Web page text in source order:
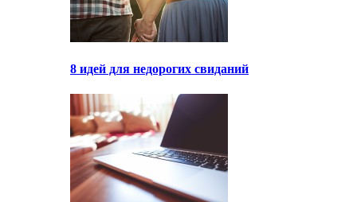
8 идей для недорогих свиданий